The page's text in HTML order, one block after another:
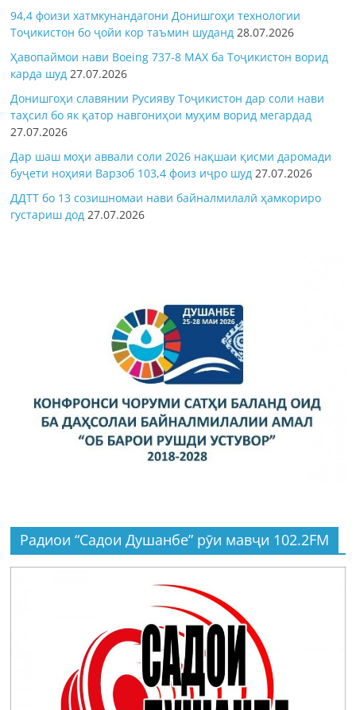
94,4 фоизи хатмкунандагони Донишгоҳи технологии
Тоҷикистон бо ҷойи кор таъмин шуданд 28.07.2026
Ҳавопаймои нави Boeing 737-8 MAX ба Тоҷикистон ворид
карда шуд 27.07.2026
Донишгоҳи славянии Русияву Тоҷикистон дар соли нави
таҳсил бо як қатор навгониҳои муҳим ворид мегардад
27.07.2026
Дар шаш моҳи аввали соли 2026 нақшаи қисми даромади
буҷети ноҳияи Варзоб 103,4 фоиз иҷро шуд 27.07.2026
ДДТТ бо 13 созишномаи нави байналмилалӣ ҳамкориро
густариш дод 27.07.2026
Радиои “Садои Душанбе” рӯи мавҷи 102.2FM